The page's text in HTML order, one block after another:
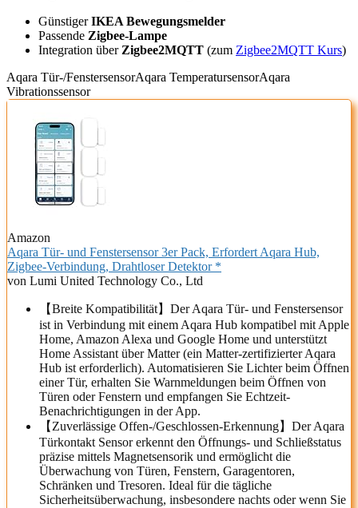
GünstigerIKEA Bewegungsmelder
Passende Zigbee-Lampe
Integration über Zigbee2MQTT (zum Zigbee2MQTT Kurs)
Aqara Tür-/FenstersensorAqara TemperatursensorAqara
Vibrationssensor
Amazon
Aqara Tür- und Fenstersensor 3er Pack, Erfordert Aqara Hub,
Zigbee-Verbindung, Drahtloser Detektor *
von Lumi United Technology Co., Ltd
【Breite Kompatibilität】Der Aqara Tür- und Fenstersensor
ist in Verbindung mit einem Aqara Hub kompatibel mit Apple
Home, Amazon Alexa und Google Home und unterstützt
Home Assistant über Matter (ein Matter-zertifizierter Aqara
Hub ist erforderlich). Automatisieren Sie Lichter beim Öffnen
einer Tür, erhalten Sie Warnmeldungen beim Öffnen von
Türen oder Fenstern und empfangen Sie Echtzeit-
Benachrichtigungen in der App.
【Zuverlässige Offen-/Geschlossen-Erkennung】Der Aqara
Türkontakt Sensor erkennt den Öffnungs- und Schließstatus
präzise mittels Magnetsensorik und ermöglicht die
Überwachung von Türen, Fenstern, Garagentoren,
Schränken und Tresoren. Ideal für die tägliche
Sicherheitsüberwachung, insbesondere nachts oder wenn Sie